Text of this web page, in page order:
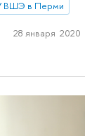
ВШЭ в Перми
28 января 2020